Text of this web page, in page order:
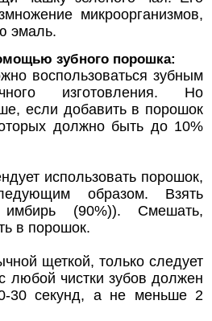
микроорганизмов,
эмаль.
зубного порошка:
воспользоваться зубным
изготовления. Но
если добавить в порошок
должно быть до 10%
использовать порошок,
образом. Взять
(90%)). Смешать,
в порошок.
щеткой, только следует
любой чистки зубов должен
30 секунд, а не меньше 2